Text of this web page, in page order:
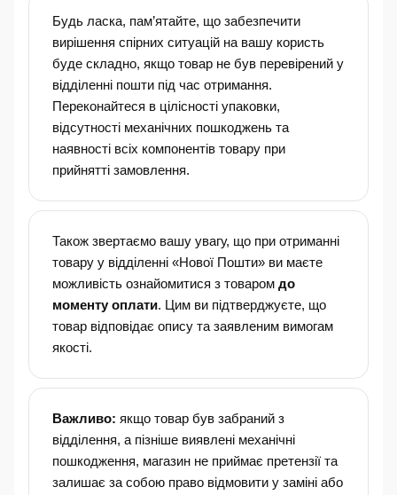
Будь ласка, пам’ятайте, що забезпечити
вирішення спірних ситуацій на вашу користь
буде складно, якщо товар не був перевірений у
відділенні пошти під час отримання.
Переконайтеся в цілісності упаковки,
відсутності механічних пошкоджень та
наявності всіх компонентів товару при
прийнятті замовлення.
Також звертаємо вашу увагу, що при отриманні
товару у відділенні «Нової Пошти» ви маєте
можливість ознайомитися з товаром до
моменту оплати. Цим ви підтверджуєте, що
товар відповідає опису та заявленим вимогам
якості.
Важливо: якщо товар був забраний з
відділення, а пізніше виявлені механічні
пошкодження, магазин не приймає претензії та
залишає за собою право відмовити у заміні або